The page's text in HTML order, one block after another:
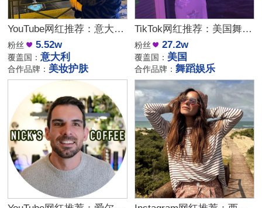
YouTube网红推荐：意大利家庭生活美妆护肤尾部博主
粉丝 5.52w
覆盖国：意大利
合作品牌： 美妆护肤
TikTok网红推荐：美国舞蹈美女娱乐达人资源
粉丝 27.2w
覆盖国： 美国
合作品牌：舞蹈娱乐